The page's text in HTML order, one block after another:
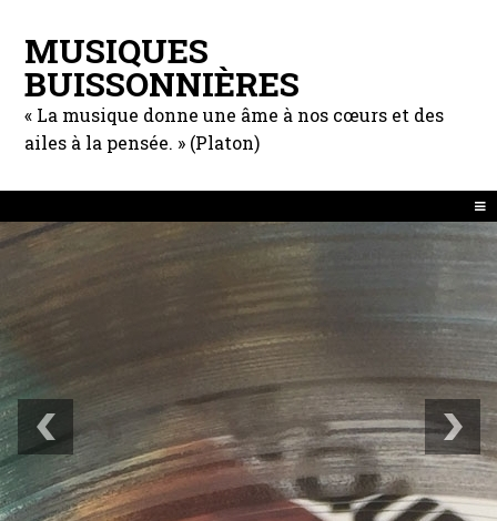
MUSIQUES
BUISSONNIÈRES
« La musique donne une âme à nos cœurs et des
ailes à la pensée. » (Platon)